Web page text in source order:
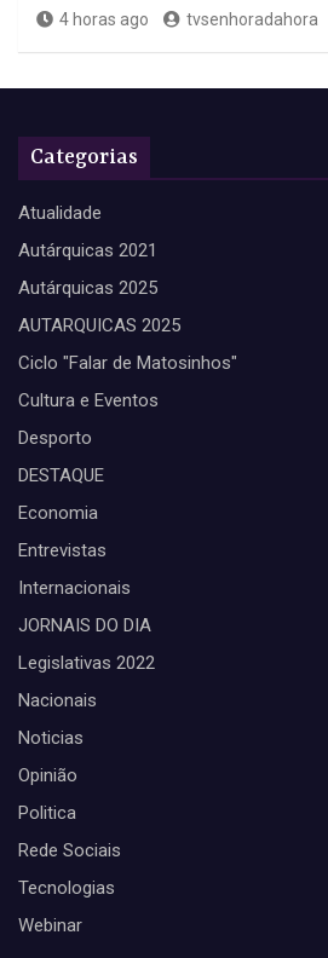
4 horas ago tvsenhoradahora
Categorias
Atualidade
Autárquicas 2021
Autárquicas 2025
AUTARQUICAS 2025
Ciclo "Falar de Matosinhos"
Cultura e Eventos
Desporto
DESTAQUE
Economia
Entrevistas
Internacionais
JORNAIS DO DIA
Legislativas 2022
Nacionais
Noticias
Opinião
Politica
Rede Sociais
Tecnologias
Webinar